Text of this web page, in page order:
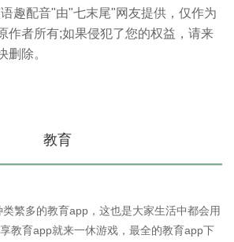
趣配音"由"七末尾"网友提供，仅作为
作者所有;如果侵犯了您的权益，请来
删除。
教育
繁多的教育app，这也是大家生活中都会用
教育app就来一休游戏，最全的教育app下